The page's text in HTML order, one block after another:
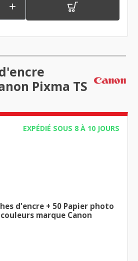

Pixma TS
EXPÉDIÉ SOUS 8 À 10 JOURS
+ 50 Papier photo
marque Canon